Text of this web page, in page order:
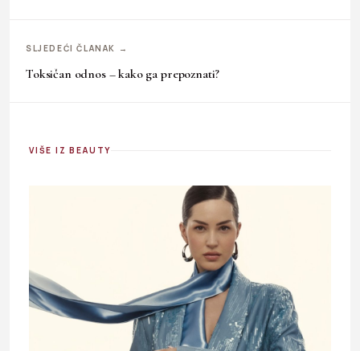
SLJEDEĆI ČLANAK →
Toksičan odnos – kako ga prepoznati?
VIŠE IZ BEAUTY